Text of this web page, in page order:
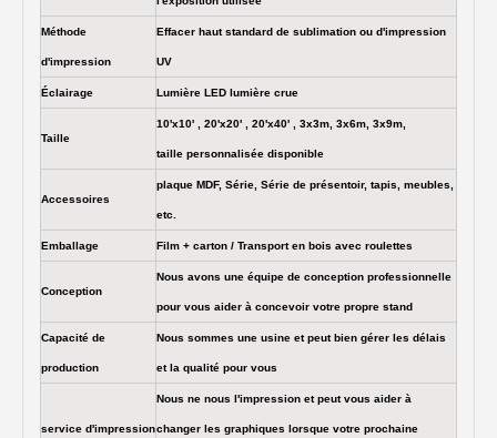
Méthode
d'impression
Effacer haut standard de sublimation ou d'impression
UV
Éclairage Lumière LED lumière crue
Taille
10'x10' , 20'x20' , 20'x40' , 3x3m, 3x6m, 3x9m,
taille personnalisée disponible
Accessoires
plaque MDF, Série, Série de présentoir, tapis, meubles,
etc.
Emballage Film + carton / Transport en bois avec roulettes
Conception
Nous avons une équipe de conception professionnelle
pour vous aider à concevoir votre propre stand
Capacité de
production
Nous sommes une usine et peut bien gérer les délais
et la qualité pour vous
service d'impression
Nous ne nous l'impression et peut vous aider à
changer les graphiques lorsque votre prochaine